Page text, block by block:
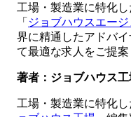
工場・製造業に特化
「 ジョブハウスエージ
界に精通したアドバ
て最適な求人をご提案
著者：ジョブハウス
工場・製造業に特化